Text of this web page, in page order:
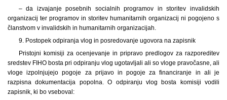
– da izvajanje posebnih socialnih programov in storitev invalidskih
organizacij ter programov in storitev humanitarnih organizacij ni pogojeno s
članstvom v invalidskih in humanitarnih organizacijah.
9. Postopek odpiranja vlog in posredovanje ugovora na zapisnik
Pristojni komisiji za ocenjevanje in pripravo predlogov za razporeditev
sredstev FIHO bosta pri odpiranju vlog ugotavljali ali so vloge pravočasne, ali
vloge izpolnjujejo pogoje za prijavo in pogoje za financiranje in ali je
razpisna dokumentacija popolna. O odpiranju vlog bosta komisiji vodili
zapisnik, ki bo vseboval: